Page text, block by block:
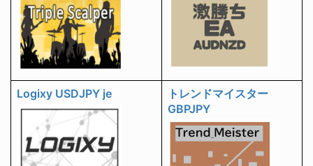
Logixy USDJPY je
トレンドマイスター
GBPJPY